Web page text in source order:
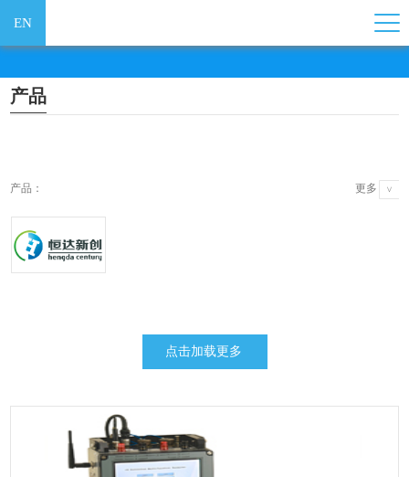
EN
产品
产品： 更多 >
地质雷达 重力
放射性 磁法
测井
地震观测 石油勘探
构造研究 地质工程
煤田地质
环境服务
点击加载更多